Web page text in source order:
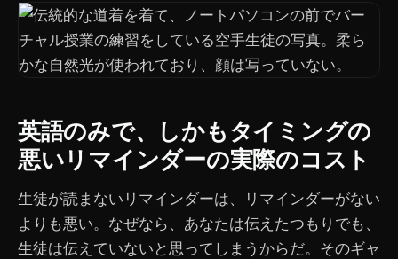
英語のみで、しかもタイミングの
悪いリマインダーの実際のコスト
生徒が読まないリマインダーは、リマインダーがない
よりも悪い。なぜなら、あなたは伝えたつもりでも、
生徒は伝えていないと思ってしまうからだ。そのギャ